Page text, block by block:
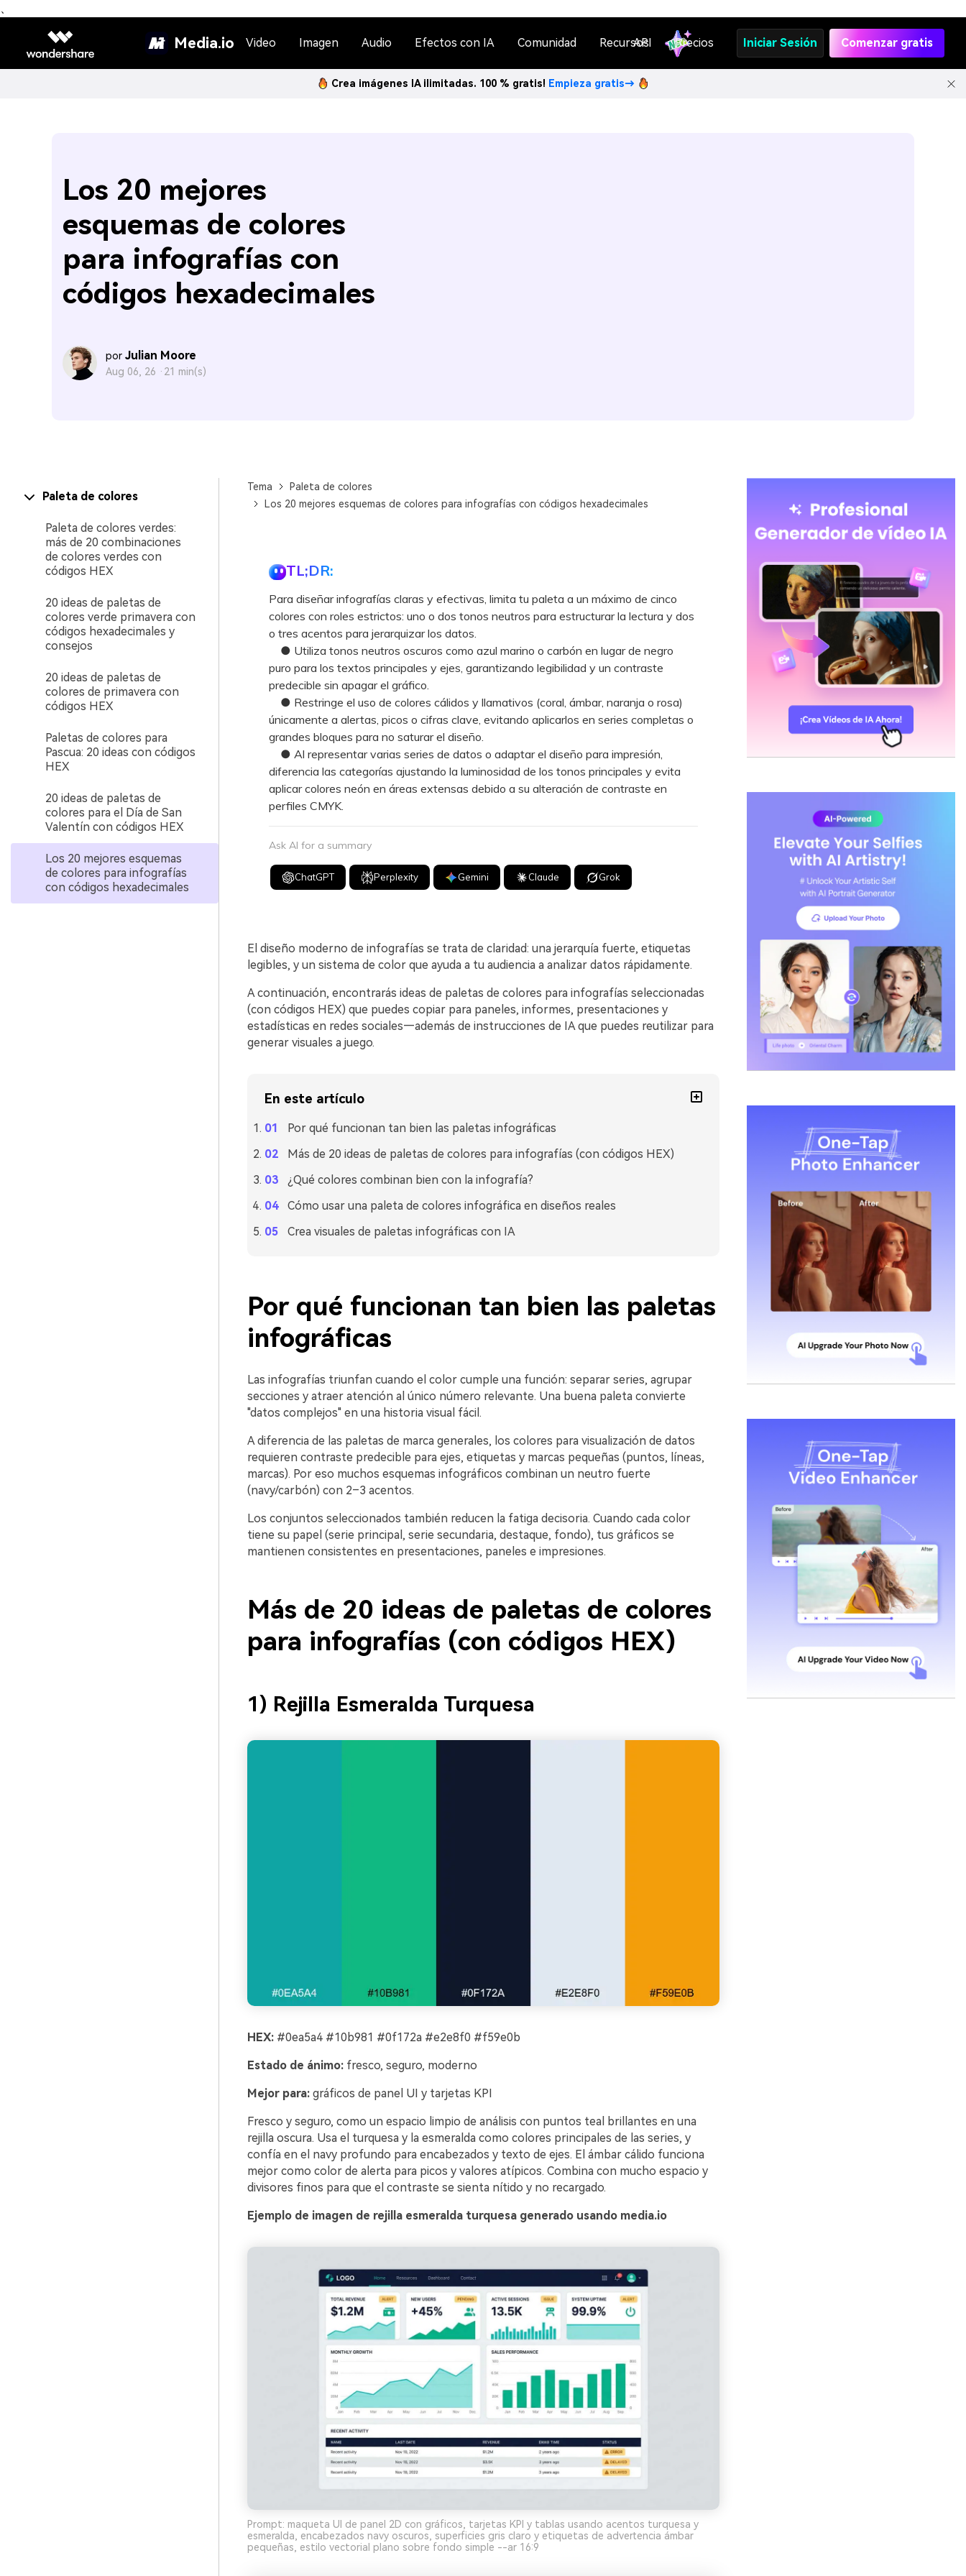
、
Media.io Video Imagen Audio Efectos con IA Comunidad Recursos
API Precios Iniciar Sesión Comenzar gratis
Crea imágenes IA ilimitadas. 100 % gratis! Empieza gratis→
Los 20 mejores
esquemas de colores
para infografías con
códigos hexadecimales
por Julian Moore
Aug 06, 26 · 21 min(s)
Paleta de colores
Paleta de colores verdes:
más de 20 combinaciones
de colores verdes con
códigos HEX
20 ideas de paletas de
colores verde primavera con
códigos hexadecimales y
consejos
20 ideas de paletas de
colores de primavera con
códigos HEX
Paletas de colores para
Pascua: 20 ideas con códigos
HEX
20 ideas de paletas de
colores para el Día de San
Valentín con códigos HEX
Los 20 mejores esquemas
de colores para infografías
con códigos hexadecimales
Tema
Paleta de colores
Los 20 mejores esquemas de colores para infografías con códigos hexadecimales
TL;DR:
Para diseñar infografías claras y efectivas, limita tu paleta a un máximo de cinco
colores con roles estrictos: uno o dos tonos neutros para estructurar la lectura y dos
o tres acentos para jerarquizar los datos.
● Utiliza tonos neutros oscuros como azul marino o carbón en lugar de negro
puro para los textos principales y ejes, garantizando legibilidad y un contraste
predecible sin apagar el gráfico.
● Restringe el uso de colores cálidos y llamativos (coral, ámbar, naranja o rosa)
únicamente a alertas, picos o cifras clave, evitando aplicarlos en series completas o
grandes bloques para no saturar el diseño.
● Al representar varias series de datos o adaptar el diseño para impresión,
diferencia las categorías ajustando la luminosidad de los tonos principales y evita
aplicar colores neón en áreas extensas debido a su alteración de contraste en
perfiles CMYK.
Ask AI for a summary
ChatGPT Perplexity Gemini Claude Grok
El diseño moderno de infografías se trata de claridad: una jerarquía fuerte, etiquetas
legibles, y un sistema de color que ayuda a tu audiencia a analizar datos rápidamente.
A continuación, encontrarás ideas de paletas de colores para infografías seleccionadas
(con códigos HEX) que puedes copiar para paneles, informes, presentaciones y
estadísticas en redes sociales—además de instrucciones de IA que puedes reutilizar para
generar visuales a juego.
En este artículo
Por qué funcionan tan bien las paletas infográficas
Más de 20 ideas de paletas de colores para infografías (con códigos HEX)
¿Qué colores combinan bien con la infografía?
Cómo usar una paleta de colores infográfica en diseños reales
Crea visuales de paletas infográficas con IA
Por qué funcionan tan bien las paletas
infográficas
Las infografías triunfan cuando el color cumple una función: separar series, agrupar
secciones y atraer atención al único número relevante. Una buena paleta convierte
"datos complejos" en una historia visual fácil.
A diferencia de las paletas de marca generales, los colores para visualización de datos
requieren contraste predecible para ejes, etiquetas y marcas pequeñas (puntos, líneas,
marcas). Por eso muchos esquemas infográficos combinan un neutro fuerte
(navy/carbón) con 2–3 acentos.
Los conjuntos seleccionados también reducen la fatiga decisoria. Cuando cada color
tiene su papel (serie principal, serie secundaria, destaque, fondo), tus gráficos se
mantienen consistentes en presentaciones, paneles e impresiones.
Más de 20 ideas de paletas de colores
para infografías (con códigos HEX)
1) Rejilla Esmeralda Turquesa
HEX:#0ea5a4 #10b981 #0f172a #e2e8f0 #f59e0b
Estado de ánimo:fresco, seguro, moderno
Mejor para:gráficos de panel UI y tarjetas KPI
Fresco y seguro, como un espacio limpio de análisis con puntos teal brillantes en una
rejilla oscura. Usa el turquesa y la esmeralda como colores principales de las series, y
confía en el navy profundo para encabezados y texto de ejes. El ámbar cálido funciona
mejor como color de alerta para picos y valores atípicos. Combina con mucho espacio y
divisores finos para que el contraste se sienta nítido y no recargado.
Ejemplo de imagen de rejilla esmeralda turquesa generado usando media.io
Prompt: maqueta UI de panel 2D con gráficos, tarjetas KPI y tablas usando acentos turquesa y
esmeralda, encabezados navy oscuros, superficies gris claro y etiquetas de advertencia ámbar
pequeñas, estilo vectorial plano sobre fondo simple --ar 16:9